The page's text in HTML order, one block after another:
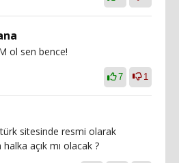
ol sen bence!
7 1
sitesinde resmi olarak
açık mı olacak ?